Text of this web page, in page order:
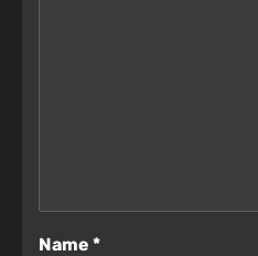
Name *